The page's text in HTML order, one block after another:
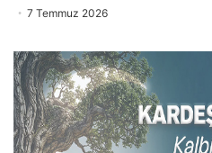
7 Temmuz 2026